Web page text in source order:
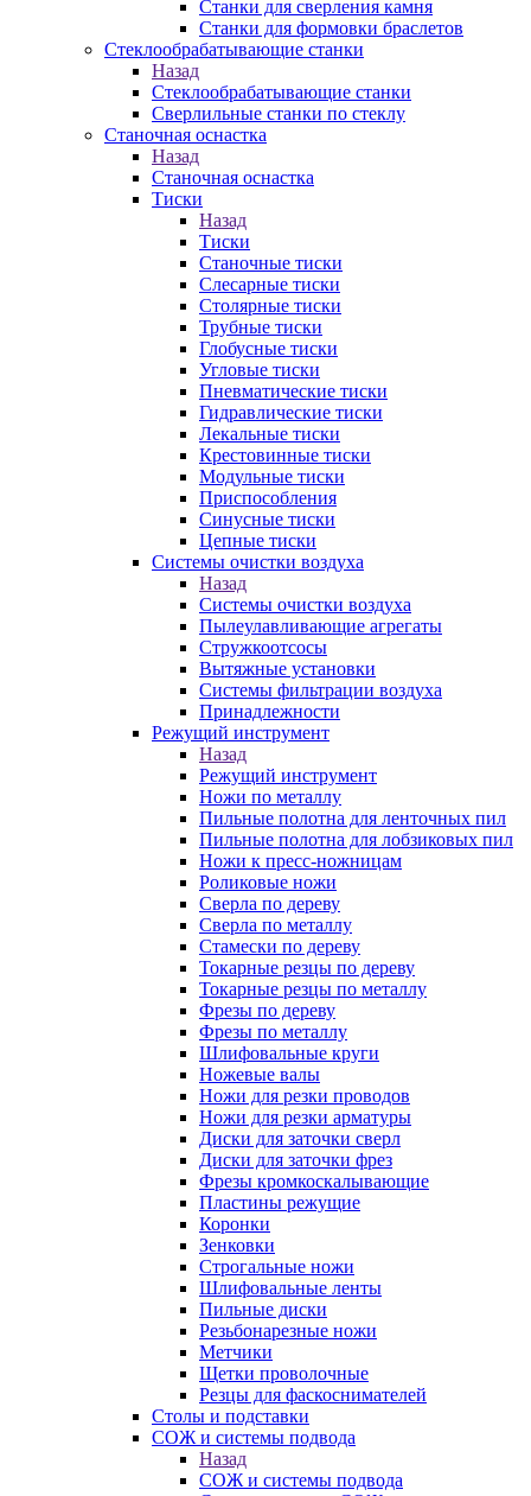
Станки для сверления камня
Станки для формовки браслетов
Стеклообрабатывающие станки
Назад
Стеклообрабатывающие станки
Сверлильные станки по стеклу
Станочная оснастка
Назад
Станочная оснастка
Тиски
Назад
Тиски
Станочные тиски
Слесарные тиски
Столярные тиски
Трубные тиски
Глобусные тиски
Угловые тиски
Пневматические тиски
Гидравлические тиски
Лекальные тиски
Крестовинные тиски
Модульные тиски
Приспособления
Синусные тиски
Цепные тиски
Системы очистки воздуха
Назад
Системы очистки воздуха
Пылеулавливающие агрегаты
Стружкоотсосы
Вытяжные установки
Системы фильтрации воздуха
Принадлежности
Режущий инструмент
Назад
Режущий инструмент
Ножи по металлу
Пильные полотна для ленточных пил
Пильные полотна для лобзиковых пил
Ножи к пресс-ножницам
Роликовые ножи
Сверла по дереву
Сверла по металлу
Стамески по дереву
Токарные резцы по дереву
Токарные резцы по металлу
Фрезы по дереву
Фрезы по металлу
Шлифовальные круги
Ножевые валы
Ножи для резки проводов
Ножи для резки арматуры
Диски для заточки сверл
Диски для заточки фрез
Фрезы кромкоскалывающие
Пластины режущие
Коронки
Зенковки
Строгальные ножи
Шлифовальные ленты
Пильные диски
Резьбонарезные ножи
Метчики
Щетки проволочные
Резцы для фаскоснимателей
Столы и подставки
СОЖ и системы подвода
Назад
СОЖ и системы подвода